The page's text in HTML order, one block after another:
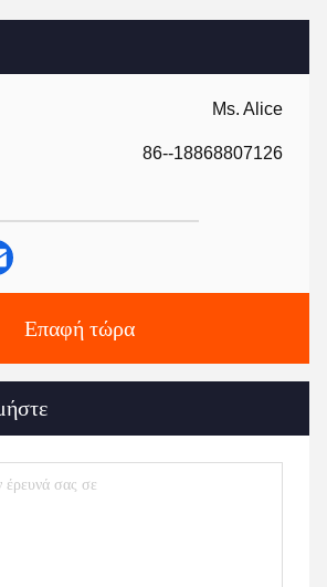
Ms. Alice
86--18868807126
Επαφή τώρα